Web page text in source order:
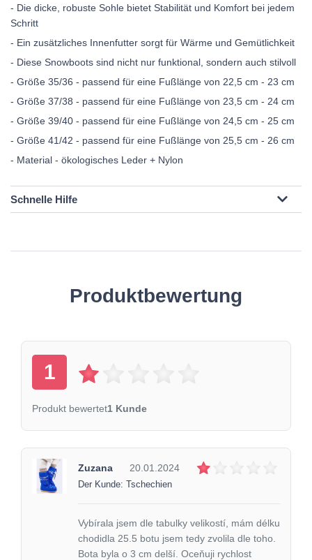
- Die dicke, robuste Sohle bietet Stabilität und Komfort bei jedem
Schritt
- Ein zusätzliches Innenfutter sorgt für Wärme und Gemütlichkeit
- Diese Snowboots sind nicht nur funktional, sondern auch stilvoll
- Größe 35/36 - passend für eine Fußlänge von 22,5 cm - 23 cm
- Größe 37/38 - passend für eine Fußlänge von 23,5 cm - 24 cm
- Größe 39/40 - passend für eine Fußlänge von 24,5 cm - 25 cm
- Größe 41/42 - passend für eine Fußlänge von 25,5 cm - 26 cm
- Material - ökologisches Leder + Nylon
Schnelle Hilfe
Produktbewertung
1
Produkt bewertet1 Kunde
Zuzana 20.01.2024
Der Kunde: Tschechien
Vybírala jsem dle tabulky velikostí, mám délku
chodidla 25.5 botu jsem tedy zvolila dle toho.
Bota byla o 3 cm delší. Oceňuji rychlost